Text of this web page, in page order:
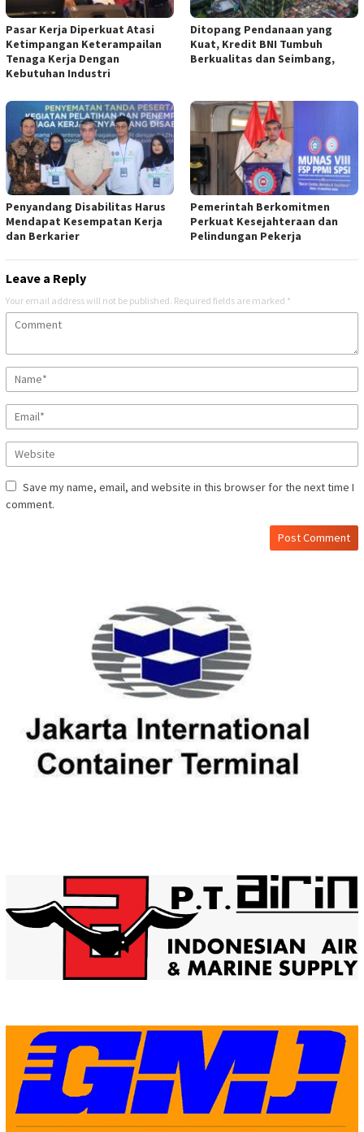
Pasar Kerja Diperkuat Atasi
Ketimpangan Keterampailan
Tenaga Kerja Dengan
Kebutuhan Industri
Ditopang Pendanaan yang
Kuat, Kredit BNI Tumbuh
Berkualitas dan Seimbang,
Penyandang Disabilitas Harus
Mendapat Kesempatan Kerja
dan Berkarier
Pemerintah Berkomitmen
Perkuat Kesejahteraan dan
Pelindungan Pekerja
Leave a Reply
Your email address will not be published. Required fields are marked *
Save my name, email, and website in this browser for the next time I
comment.